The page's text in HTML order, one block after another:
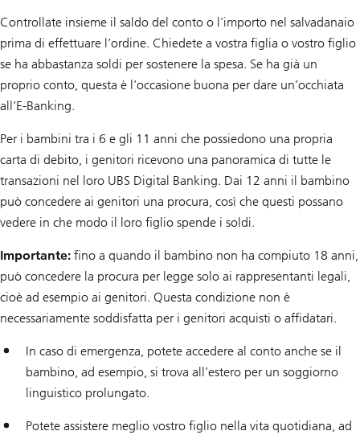
Controllate insieme il saldo del conto o l’importo nel salvadanaio
prima di effettuare l’ordine. Chiedete a vostra figlia o vostro figlio
se ha abbastanza soldi per sostenere la spesa. Se ha già un
proprio conto, questa è l’occasione buona per dare un’occhiata
all’E-Banking.
Per i bambini tra i 6 e gli 11 anni che possiedono una propria
carta di debito, i genitori ricevono una panoramica di tutte le
transazioni nel loro UBS Digital Banking. Dai 12 anni il bambino
può concedere ai genitori una procura, così che questi possano
vedere in che modo il loro figlio spende i soldi.
Importante: fino a quando il bambino non ha compiuto 18 anni,
può concedere la procura per legge solo ai rappresentanti legali,
cioè ad esempio ai genitori. Questa condizione non è
necessariamente soddisfatta per i genitori acquisti o affidatari.
In caso di emergenza, potete accedere al conto anche se il
bambino, ad esempio, si trova all’estero per un soggiorno
linguistico prolungato.
Potete assistere meglio vostro figlio nella vita quotidiana, ad